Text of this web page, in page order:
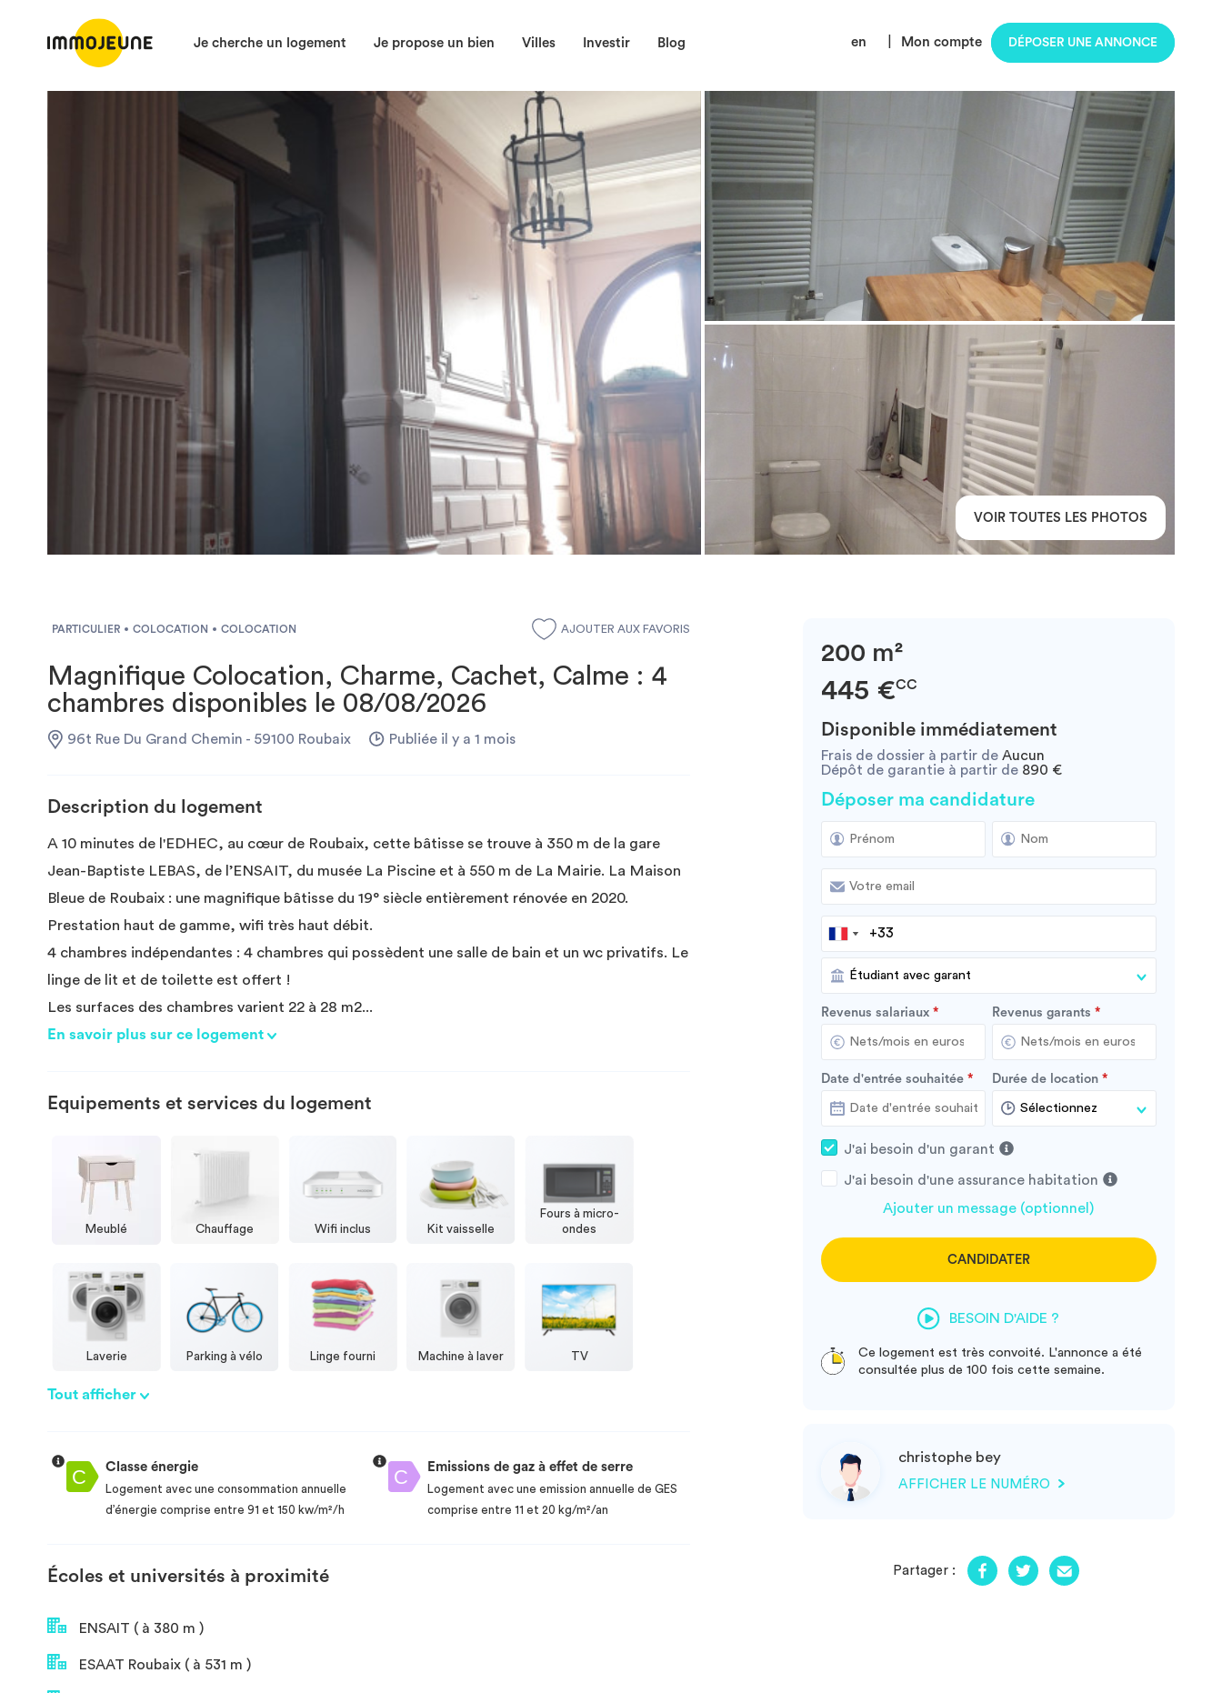
Je cherche un logement Je propose un bien Villes Investir Blog en Mon compte DÉPOSER UNE ANNONCE
VOIR TOUTES LES PHOTOS
PARTICULIER COLOCATION COLOCATION AJOUTER AUX FAVORIS
Magnifique Colocation, Charme, Cachet, Calme : 4
chambres disponibles le 08/08/2026
96t Rue Du Grand Chemin - 59100 Roubaix Publiée il y a 1 mois
Description du logement
A 10 minutes de l'EDHEC, au cœur de Roubaix, cette bâtisse se trouve à 350 m de la gare
Jean-Baptiste LEBAS, de l’ENSAIT, du musée La Piscine et à 550 m de La Mairie. La Maison
Bleue de Roubaix : une magnifique bâtisse du 19° siècle entièrement rénovée en 2020.
Prestation haut de gamme, wifi très haut débit.
4 chambres indépendantes : 4 chambres qui possèdent une salle de bain et un wc privatifs. Le
linge de lit et de toilette est offert !
Les surfaces des chambres varient 22 à 28 m2...
En savoir plus sur ce logement
Equipements et services du logement
Meublé Chauffage Wifi inclus Kit vaisselle
Fours à micro-
ondes
Laverie Parking à vélo Linge fourni Machine à laver TV
Tout afficher
Classe énergie
Logement avec une consommation annuelle
d’énergie comprise entre 91 et 150 kw/m²/h
Emissions de gaz à effet de serre
Logement avec une emission annuelle de GES
comprise entre 11 et 20 kg/m²/an
Écoles et universités à proximité
ENSAIT ( à 380 m )
ESAAT Roubaix ( à 531 m )
200 m²
445 €CC
Disponible immédiatement
Frais de dossier à partir de Aucun
Dépôt de garantie à partir de 890 €
Déposer ma candidature
Revenus salariaux Revenus garants
Date d'entrée souhaitée Durée de location
J'ai besoin d'un garant
J'ai besoin d'une assurance habitation
Ajouter un message (optionnel)
CANDIDATER
BESOIN D'AIDE ?
Ce logement est très convoité. L'annonce a été
consultée plus de 100 fois cette semaine.
christophe bey
AFFICHER LE NUMÉRO
Partager :